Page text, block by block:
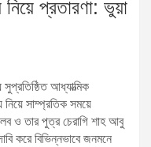
প্রতারণা: ভুয়া
আধ্যাত্মিক
সাম্প্রতিক সময়ে
ও তার পুত্র চেরাগি শাহ আবু
করে বিভিন্নভাবে জনমনে